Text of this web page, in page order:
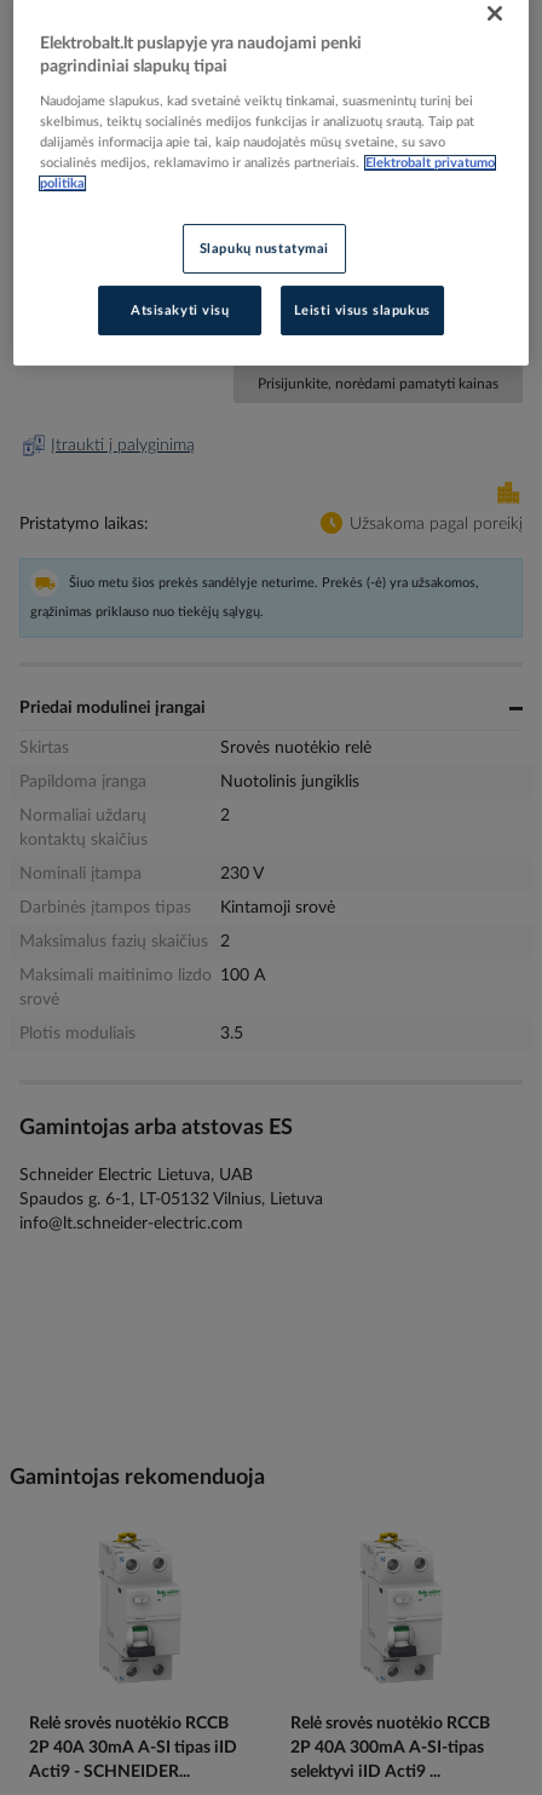
Skip
the
beginning
Reali prekė gali skirtis nuo pavaizduotos nuotraukoje
Blokas pakartotinio įjungimo ARA 2P 220V AC iID
Acti9 - SCHNEIDER ELECTRIC
Elektrobalt prekės kodas
3606480098024
Prisijunkite, norėdami pamatyti kainas
Įtraukti į palyginimą
Pristatymo laikas Užsakoma pagal poreikį
Šiuo metu šios prekės sandėlyje neturime. Prekės (-ė) yra užsakomos,
grąžinimas priklauso nuo tiekėjų sąlygų.
Priedai modulinei įrangai
Skirtas
Srovės nuotėkio relė
Papildoma įranga
Nuotolinis jungiklis
Normaliai uždarų
kontaktų skaičius
2
Nominali įtampa
230 V
Darbinės įtampos tipas
Kintamoji srovė
Maksimalus fazių skaičius
2
Maksimali maitinimo lizdo
srovė
100 A
Plotis moduliais 3.5
Gamintojas arba atstovas ES
Schneider Electric Lietuva, UAB
Spaudos g. 6-1, LT-05132 Vilnius, Lietuva
info@lt.schneider-electric.com
Gamintojas rekomenduoja
Relė srovės nuotėkio RCCB
2P 40A 30mA A-SI tipas iID
Acti9 - SCHNEIDER...
Relė srovės nuotėkio RCCB
2P 40A 300mA A-SI-tipas
selektyvi iID Acti9 ...
Elektrobalt.lt puslapyje yra naudojami penki
pagrindiniai slapukų tipai
Naudojame slapukus, kad svetainė veiktų tinkamai, suasmenintų turinį bei
skelbimus, teiktų socialinės medijos funkcijas ir analizuotų srautą. Taip pat
dalijamės informacija apie tai, kaip naudojatės mūsų svetaine, su savo
socialinės medijos, reklamavimo ir analizės partneriais.
Elektrobalt privatumo
politika
Slapukų nustatymai
Atsisakyti visų Leisti visus slapukus